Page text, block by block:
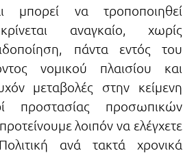
μπορεί να τροποποιηθεί
αναγκαίο, χωρίς
πάντα εντός του
νομικού πλαισίου και
μεταβολές στην κείμενη
προστασίας προσωπικών
λοιπόν να ελέγχετε
ανά τακτά χρονικά